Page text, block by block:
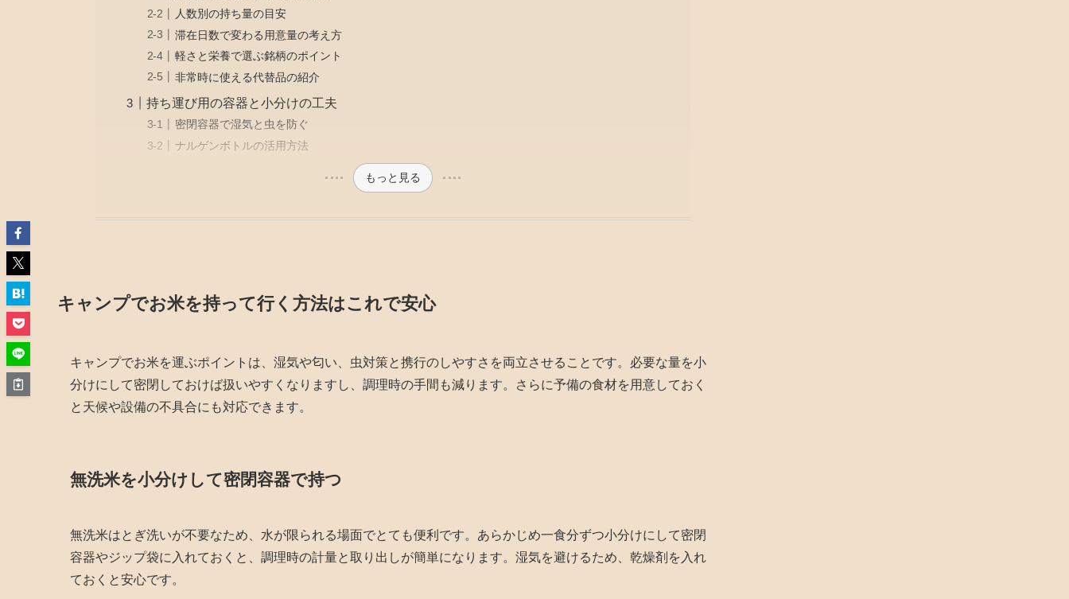
人数別の持ち量の目安
滞在日数で変わる用意量の考え方
軽さと栄養で選ぶ銘柄のポイント
非常時に使える代替品の紹介
持ち運び用の容器と小分けの工夫
密閉容器で湿気と虫を防ぐ
ナルゲンボトルの活用方法
もっと見る
キャンプでお米を持って行く方法はこれで安心
キャンプでお米を運ぶポイントは、湿気や匂い、虫対策と携行のしやすさを両立させることです。必要な量を小
分けにして密閉しておけば扱いやすくなりますし、調理時の手間も減ります。さらに予備の食材を用意しておく
と天候や設備の不具合にも対応できます。
無洗米を小分けして密閉容器で持つ
無洗米はとぎ洗いが不要なため、水が限られる場面でとても便利です。あらかじめ一食分ずつ小分けにして密閉
容器やジップ袋に入れておくと、調理時の計量と取り出しが簡単になります。湿気を避けるため、乾燥剤を入れ
ておくと安心です。